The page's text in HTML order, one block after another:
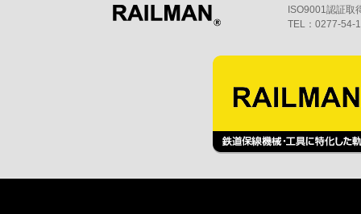
ISO9001認証
TEL：0277-